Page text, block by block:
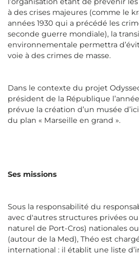
à des crises majeures (comme le
années 1930 qui a précédé les
seconde guerre mondiale), la
environnementale permettra
voie à des crimes de masse.
Dans le contexte du projet
président de la République
prévue la création d’un musée
du plan « Marseille en grand ».
Ses missions
Sous la responsabilité du
avec d'autres structures privées
naturel de Port-Cros) nationales
(autour de la Med), Théo est
international : il établit une liste